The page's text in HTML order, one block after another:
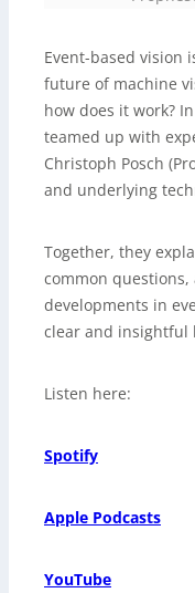
Event-based vision
future of machine
how does it work?
teamed up with
Christoph Posch
and underlying
Together, they
common
developments in
clear and insightful
Listen here:
Spotify
Apple Podcasts
YouTube